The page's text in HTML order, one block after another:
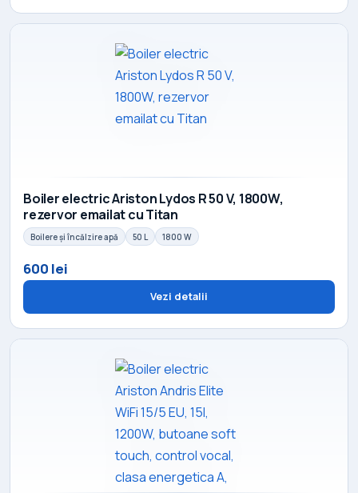
Boiler electric Ariston Lydos R 50 V, 1800W,
rezervor emailat cu Titan
Boilere și încălzire apă 50 L 1800 W
600 lei
Vezi detalii